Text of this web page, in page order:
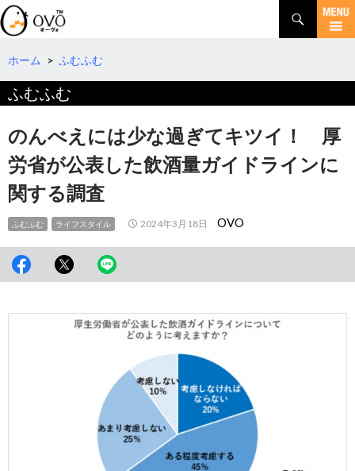
検
索
コ
テ
へ
動
ホーム > ふむふむ
ふむふむ
のんべえには少な過ぎてキツイ！ 厚
労省が公表した飲酒量ガイドラインに
関する調査
ふむふむ ライフスタイル 2024年3月18日 OVO